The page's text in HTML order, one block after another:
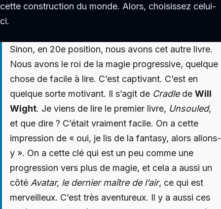
cette construction du monde. Alors, choisissez celui-
ci.
Sinon, en 20e position, nous avons cet autre livre.
Nous avons le roi de la magie progressive, quelque
chose de facile à lire. C’est captivant. C’est en
quelque sorte motivant. Il s’agit de Cradlede Will
Wight. Je viens de lire le premier livre, Unsouled,
et que dire ? C’était vraiment facile. On a cette
impression de « oui, je lis de la fantasy, alors allons-
y ». On a cette clé qui est un peu comme une
progression vers plus de magie, et cela a aussi un
côté Avatar, le dernier maître de l’air, ce qui est
merveilleux. C’est très aventureux. Il y a aussi ces